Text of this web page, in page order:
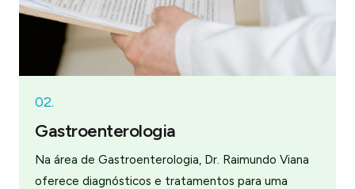
02.
Gastroenterologia
Na área de Gastroenterologia, Dr. Raimundo Viana
oferece diagnósticos e tratamentos para uma